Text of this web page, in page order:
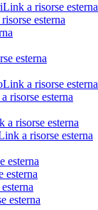
Link a risorse esterna
esterna
esterna
Link a risorse esterna
risorse esterna
a risorse esterna
a risorse esterna
esterna
esterna
esterna